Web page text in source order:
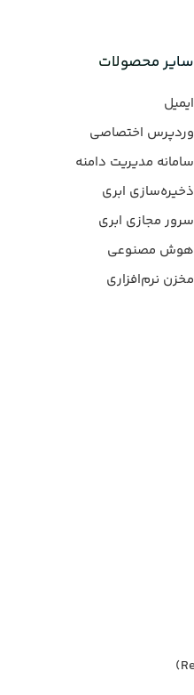
سایر محصولات
ایمیل
وردپرس‌ اختصاصی
سامانه مدیریت دامنه
ذخیره‌سازی ابری
سرور مجازی ابری
هوش مصنوعی
مخزن نرم‌افزاری